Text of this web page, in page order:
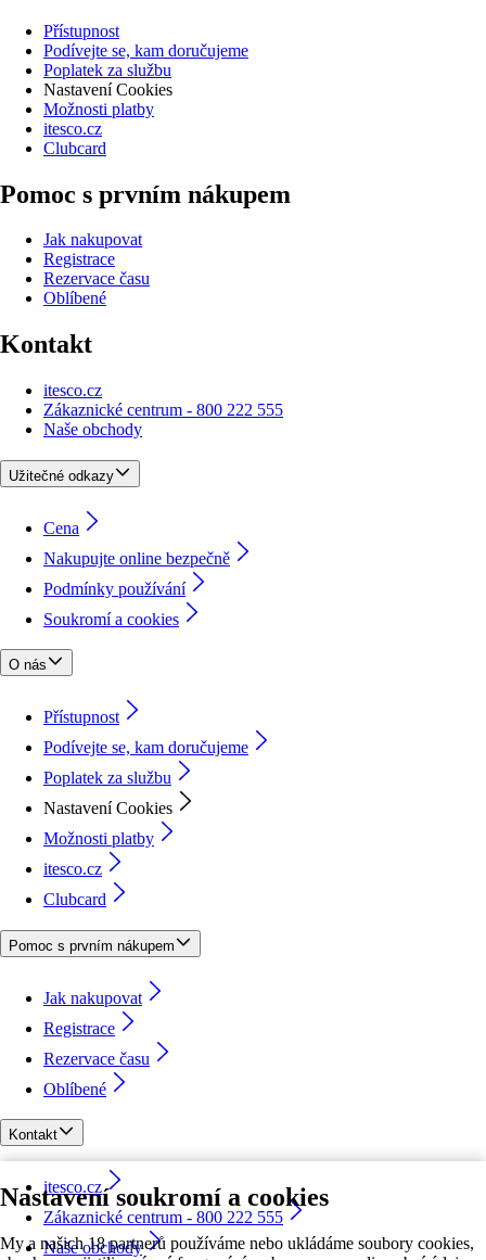
Nastavení soukromí a cookies
My a našich 18 partnerů používáme nebo ukládáme soubory cookies,
Přístupnost
Podívejte se, kam doručujeme
Poplatek za službu
Nastavení Cookies
Možnosti platby
itesco.cz
Clubcard
Pomoc s prvním nákupem
Jak nakupovat
Registrace
Rezervace času
Oblíbené
Kontakt
itesco.cz
Zákaznické centrum - 800 222 555
Naše obchody
Užitečné odkazy
Cena
Nakupujte online bezpečně
Podmínky používání
Soukromí a cookies
O nás
Přístupnost
Podívejte se, kam doručujeme
Poplatek za službu
Nastavení Cookies
Možnosti platby
itesco.cz
Clubcard
Pomoc s prvním nákupem
Jak nakupovat
Registrace
Rezervace času
Oblíbené
Kontakt
itesco.cz
Zákaznické centrum - 800 222 555
Naše obchody